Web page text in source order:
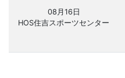
08月16日
HOS住吉スポーツセンター